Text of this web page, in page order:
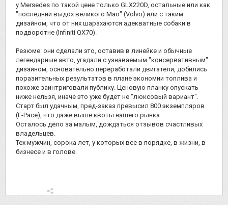
у Mersedes по такой цене только GLX220D, остальные или как
"последний выдох великого Мао" (Volvo) или с таким
дизайном, что от них шарахаются адекватные собаки в
подворотне (Infiniti QX70).
Резюме: они сделали это, оставив в линейке и обычные
легендарные авто, угадали с узнаваемым "консервативным"
дизайном, основательно переработали двигатели, добились
поразительных результатов в плане экономии топлива и
похоже заинтриговали публику. Ценовую планку опускать
ниже нельзя, иначе это уже будет не "люксовый вариант".
Старт был удачным, пред-заказ превысил 800 экземпляров
(F-Pace), что даже выше квоты нашего рынка.
Осталось дело за малым, дождаться отзывов счастливых
владельцев.
Тех мужчин, сорока лет, у которых все в порядке, в жизни, в
бизнесе и в голове.